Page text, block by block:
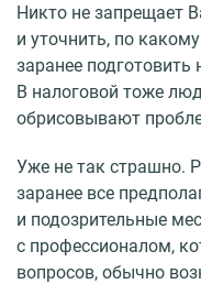
Никто не запрещает
и уточнить, по
заранее
В налоговой тоже
обрисовывают
Уже не так страшно.
заранее все
и подозрительные
с профессионалом,
вопросов, обычно